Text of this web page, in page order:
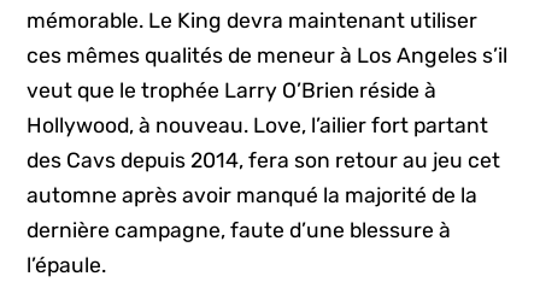
mémorable. Le King devra maintenant utiliser
ces mêmes qualités de meneur à Los Angeles s’il
veut que le trophée Larry O’Brien réside à
Hollywood, à nouveau. Love, l’ailier fort partant
des Cavs depuis 2014, fera son retour au jeu cet
automne après avoir manqué la majorité de la
dernière campagne, faute d’une blessure à
l’épaule.